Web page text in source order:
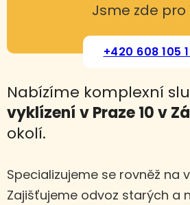
Jsme zde pro
+420 608 105
Nabízíme komplexní
vyklízení v Praze 10 v
okolí.
Specializujeme se rovněž na
Zajišťujeme odvoz starých a